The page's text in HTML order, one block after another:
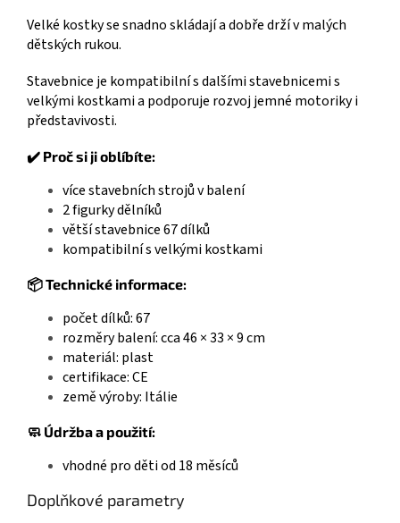
Velké kostky se snadno skládají a dobře drží v malých
dětských rukou.
Stavebnice je kompatibilní s dalšími stavebnicemi s
velkými kostkami a podporuje rozvoj jemné motoriky i
představivosti.
✔️ Proč si ji oblíbíte:
více stavebních strojů v balení
2 figurky dělníků
větší stavebnice 67 dílků
kompatibilní s velkými kostkami
📦 Technické informace:
počet dílků: 67
rozměry balení: cca 46 × 33 × 9 cm
materiál: plast
certifikace: CE
země výroby: Itálie
🧼 Údržba a použití:
vhodné pro děti od 18 měsíců
Doplňkové parametry